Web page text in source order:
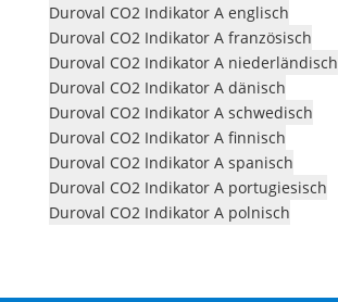
Duroval CO2 Indikator A englisch
Duroval CO2 Indikator A französisch
Duroval CO2 Indikator A niederländisch
Duroval CO2 Indikator A dänisch
Duroval CO2 Indikator A schwedisch
Duroval CO2 Indikator A finnisch
Duroval CO2 Indikator A spanisch
Duroval CO2 Indikator A portugiesisch
Duroval CO2 Indikator A polnisch